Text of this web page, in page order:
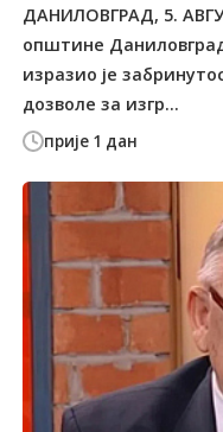
прије 1 дан
ДАНИЛОВГРАД, 5.
општине
изразио је
дозволе за изгр...